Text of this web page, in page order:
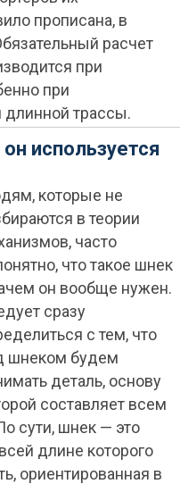
прописана, в
расчет
при
при
длинной трассы.
используется
которые не
в теории
часто
что такое шнек
он вообще нужен.
сразу
с тем, что
шнеком будем
деталь, основу
составляет всем
сути, шнек — это
длине которого
ориентированная в